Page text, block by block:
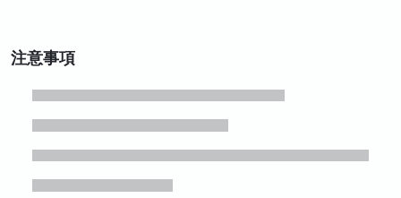
注意事項